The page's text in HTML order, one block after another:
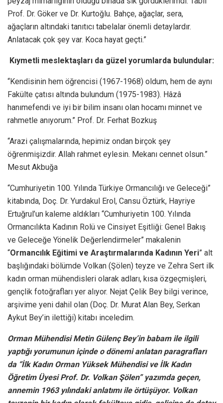
Prof. Dr. Göker ve Dr. Kurtoğlu. Bahçe, ağaçlar, sera,
ağaçların altındaki tanıtıcı tabelalar önemli detaylardır.
Anlatacak çok şey var. Koca hayat geçti.”
Kıymetli meslektaşları da güzel yorumlarda bulundular:
“Kendisinin hem öğrencisi (1967-1968) oldum, hem de aynı
Fakülte çatısı altında bulundum (1975-1983). Hâzâ
hanımefendi ve iyi bir bilim insanı olan hocamı minnet ve
rahmetle anıyorum.” Prof. Dr. Ferhat Bozkuş
“Arazi çalışmalarında, hepimiz ondan birçok şey
öğrenmişizdir. Allah rahmet eylesin. Mekanı cennet olsun.”
Mesut Akbuğa
“Cumhuriyetin 100. Yılında Türkiye Ormancılığı ve Geleceği”
kitabında, Doç. Dr. Yurdakul Erol, Cansu Öztürk, Hayriye
Ertuğrul’un kaleme aldıkları “Cumhuriyetin 100. Yılında
Ormancılıkta Kadının Rolü ve Cinsiyet Eşitliği: Genel Bakış
ve Geleceğe Yönelik Değerlendirmeler” makalenin
“Ormancılık Eğitimi ve Araştırmalarında Kadının Yeri” alt
başlığındaki bölümde Volkan (Şölen) teyze ve Zehra Sert ilk
kadın orman mühendisleri olarak adları, kısa özgeçmişleri,
gençlik fotoğrafları yer alıyor. Nejat Çelik Bey bilgi verince,
arşivime yeni dahil olan (Doç. Dr. Murat Alan Bey, Serkan
Aykut Bey’in ilettiği) kitabı inceledim.
Orman Mühendisi Metin Gülenç Bey’in babam ile ilgili
yaptığı yorumunun içinde o dönemi anlatan paragrafları
da “İlk Kadın Orman Yüksek Mühendisi ve İlk Kadın
Öğretim Üyesi Prof. Dr. Volkan Şölen” yazımda geçen,
annemin 1963 yılındaki anlatımı ile örtüşüyor. Volkan